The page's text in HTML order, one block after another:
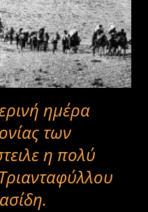
ημέρα
των
η πολύ